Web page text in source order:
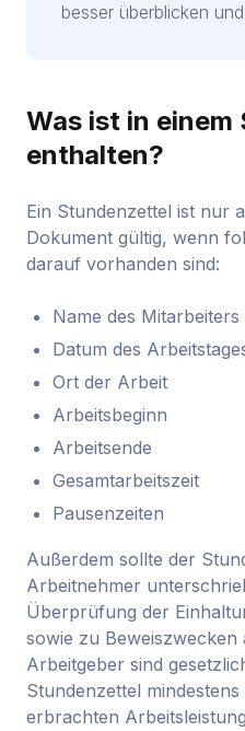
besser überblicken
Was ist in
enthalten?
Ein Stundenzettel ist nur
Dokument gültig, wenn
darauf vorhanden sind:
Name des Mitarbeiters
Datum des
Ort der Arbeit
Arbeitsbeginn
Arbeitsende
Gesamtarbeitszeit
Pausenzeiten
Außerdem sollte der
Arbeitnehmer
Überprüfung der
sowie zu
Arbeitgeber sind
Stundenzettel
erbrachten